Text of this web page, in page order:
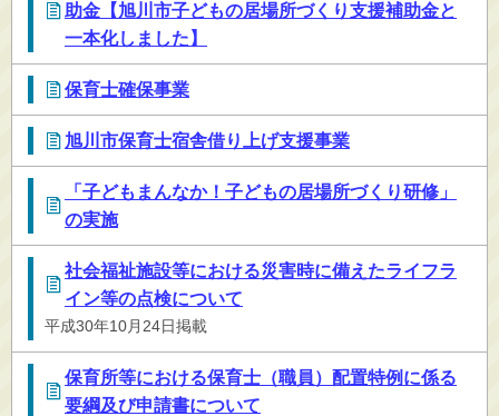
助金【旭川市子どもの居場所づくり支援補助金と
一本化しました】
保育士確保事業
旭川市保育士宿舎借り上げ支援事業
「子どもまんなか！子どもの居場所づくり研修」
の実施
社会福祉施設等における災害時に備えたライフラ
イン等の点検について
平成30年10月24日掲載
保育所等における保育士（職員）配置特例に係る
要綱及び申請書について